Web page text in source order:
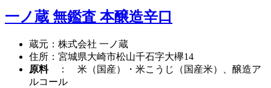
一ノ蔵 無鑑査 本醸造辛口
蔵元：株式会社 一ノ蔵
住所：宮城県大崎市松山千石字大欅14
原料： 米（国産）・米こうじ（国産米）、醸造ア
ルコール